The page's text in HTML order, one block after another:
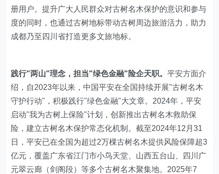
册用户。提升广大人民群众对古树名木保护的意识和参与
度的同时，也通过古树地标带动古树周边旅游活力，助力
成都乃至四川省打造更多文旅地标。
践行"两山"理念，担当"绿色金融"险企天职。平安方面介
绍，自2023年以来，中国平安在全国持续开展"古树名木
守护行动"，积极践行"绿色金融"大文章。2024年，平安
启动"我为古树上保险"计划，创新推出古树名木救助保
险，建立古树名木保护常态化机制。截至2024年12月31
日，平安已在全国为超过2万棵古树名木提供风险保障超3
亿元，覆盖广东省江门市小鸟天堂、山西五台山、四川广
元翠云廊（剑阁段）等多个古树名木聚集地。2025年7